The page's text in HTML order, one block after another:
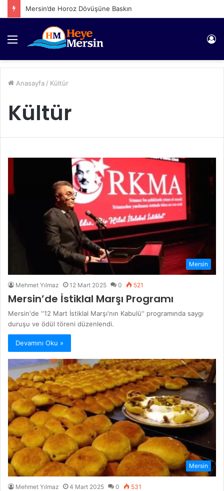
Mersin’de Horoz Dövüşüne Baskın
Menü
Anasayfa / Kültür
Kültür
Mersin
Mehmet Yılmaz 12 Mart 2025 0 521
Mersin’de İstiklal Marşı Programı
Mersin'de ''12 Mart İstiklal Marşı'nın Kabulü'' programında saygı
duruşu ve ödül töreni düzenlendi.
Devamını Oku »
Mersin
Mehmet Yılmaz 4 Mart 2025 0 531